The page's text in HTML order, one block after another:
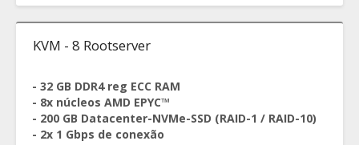
KVM - 8 Rootserver
- 32 GB DDR4 reg ECC RAM
- 8x núcleos AMD EPYC™
- 200 GB Datacenter-NVMe-SSD (RAID-1 / RAID-10)
- 2x 1 Gbps de conexão